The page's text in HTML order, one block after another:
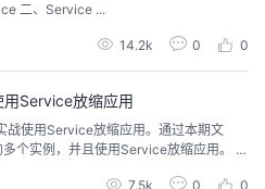
3. 多端口 Service4. 外部服务 Service 二、Service ...
14.2k 0 0
用Service放缩应用
战使用Service放缩应用。通过本期文
实例，并且使用Service放缩应用。 在
7.5k 0 0